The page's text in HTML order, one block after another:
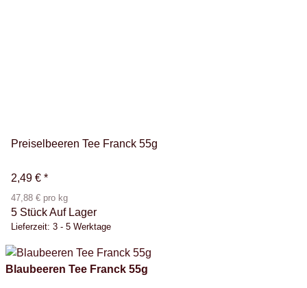
Preiselbeeren Tee Franck 55g
2,49 € *
47,88 € pro kg
5 Stück Auf Lager
Lieferzeit: 3 - 5 Werktage
Blaubeeren Tee Franck 55g